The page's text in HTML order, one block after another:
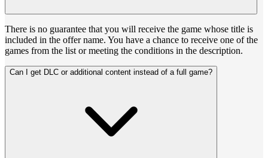
There is no guarantee that you will receive the game whose title is
included in the offer name. You have a chance to receive one of the
games from the list or meeting the conditions in the description.
Can I get DLC or additional content instead of a full game?